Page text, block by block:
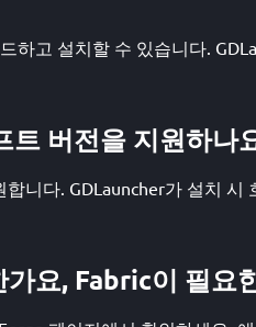
하고 설치할 수 있습니다.
버전을 지원하나
니다. GDLauncher가 설치 시
요, Fabric이 필요